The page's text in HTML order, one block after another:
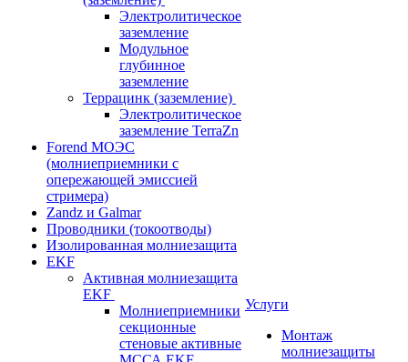
Электролитическое
заземление
Модульное
глубинное
заземление
Террацинк (заземление)
Электролитическое
заземление TerraZn
Forend МОЭС
(молниеприемники с
опережающей эмиссией
стримера)
Zandz и Galmar
Проводники (токоотводы)
Изолированная молниезащита
EKF
Активная молниезащита
EKF
Молниеприемники
секционные
стеновые активные
Услуги
Монтаж
молниезащиты